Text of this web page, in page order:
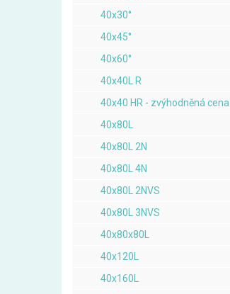
40x30°
40x45°
40x60°
40x40L R
40x40 HR - zvýhodněná cena
40x80L
40x80L 2N
40x80L 4N
40x80L 2NVS
40x80L 3NVS
40x80x80L
40x120L
40x160L